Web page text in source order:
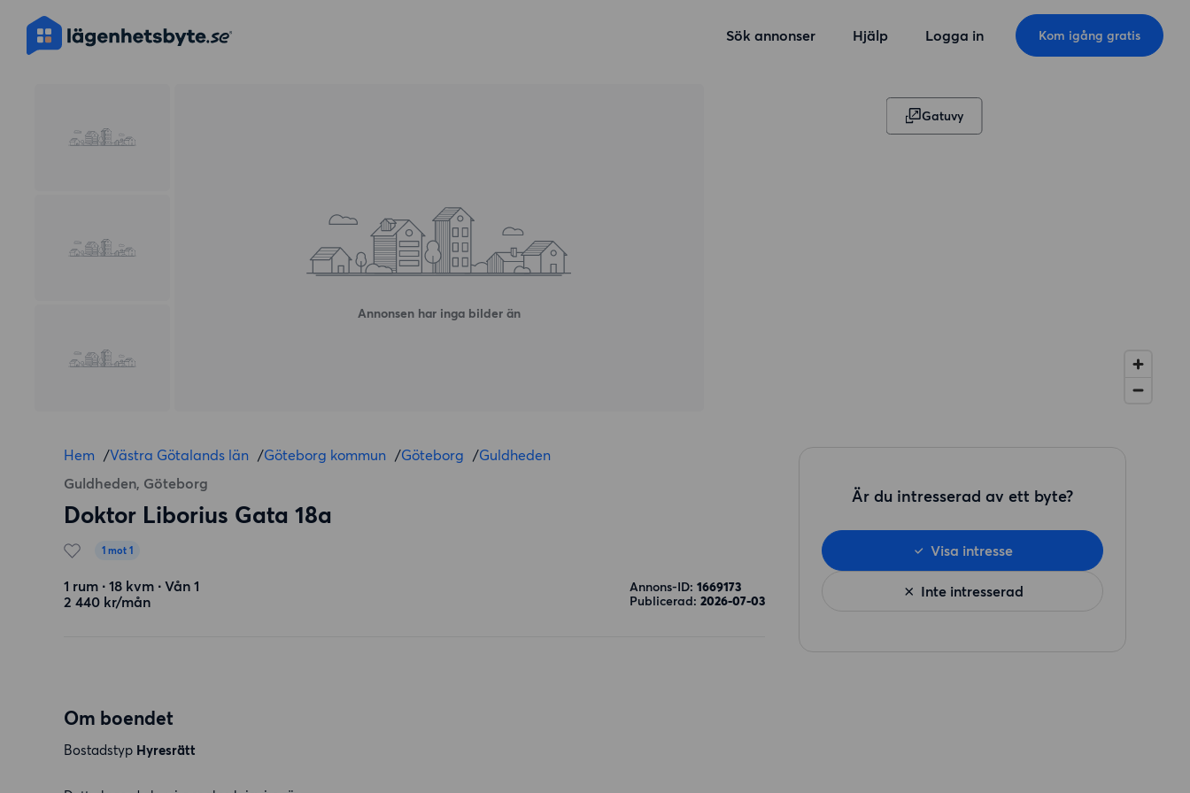
Sök annonser Hjälp Logga in Kom igång gratis
Annonsen har inga bilder än
Gatuvy
Hem /Västra Götalands län /Göteborg kommun /Göteborg /Guldheden
Guldheden, Göteborg
Doktor Liborius Gata 18a
1 mot 1
1 rum ∙ 18 kvm ∙ Vån 1
2 440 kr/mån
Annons-ID: 1669173
Publicerad: 2026-07-03
Om boendet
Bostadstyp Hyresrätt
Är du intresserad av ett byte?
Inte intresserad
Visa intresse